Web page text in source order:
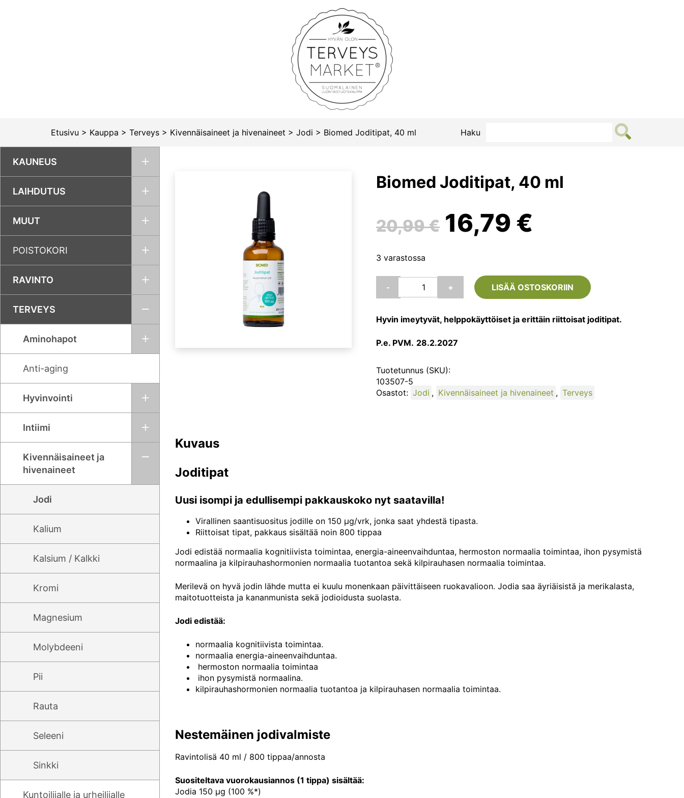
Terveysmarket
Etusivu > Kauppa > Terveys > Kivennäisaineet ja hivenaineet > Jodi > Biomed Joditipat, 40 ml Haku
KAUNEUS
LAIHDUTUS
MUUT
POISTOKORI
RAVINTO
TERVEYS
Aminohapot
Anti-aging
Hyvinvointi
Intiimi
Kivennäisaineet ja
hivenaineet
Jodi
Kalium
Kalsium / Kalkki
Kromi
Magnesium
Molybdeeni
Pii
Rauta
Seleeni
Sinkki
Kuntoilijalle ja urheilijalle
Biomed Joditipat, 40 ml
20,99€ Alkuperäinen
oli:
20,99 €.
16,79 €
on:
16,79 €.
3 varastossa
-
Biomed
Joditipat,
ml
määrä
+ LISÄÄ OSTOSKORIIN
Hyvin imeytyvät, helppokäyttöiset ja erittäin riittoisat joditipat.
P.e. PVM. 28.2.2027
Tuotetunnus (SKU):
103507-5
Osastot: Jodi , Kivennäisaineet ja hivenaineet , Terveys
Kuvaus
Joditipat
Uusi isompi ja edullisempi pakkauskoko nyt saatavilla!
Virallinen saantisuositus jodille on 150 µg/vrk, jonka saat yhdestä tipasta.
Riittoisat tipat, pakkaus sisältää noin 800 tippaa
Jodi edistää normaalia kognitiivista toimintaa, energia-aineenvaihduntaa, hermoston normaalia toimintaa, ihon pysymistä
normaalina ja kilpirauhashormonien normaalia tuotantoa sekä kilpirauhasen normaalia toimintaa.
Merilevä on hyvä jodin lähde mutta ei kuulu monenkaan päivittäiseen ruokavalioon. Jodia saa äyriäisistä ja merikalasta,
maitotuotteista ja kananmunista sekä jodioidusta suolasta.
Jodiedistää:
normaalia kognitiivista toimintaa.
normaalia energia-aineenvaihduntaa.
hermoston normaalia toimintaa
ihon pysymistä normaalina.
kilpirauhashormonien normaalia tuotantoa ja kilpirauhasen normaalia toimintaa.
Nestemäinen jodivalmiste
Ravintolisä 40 ml / 800 tippaa/annosta
Suositeltava vuorokausiannos (1 tippa) sisältää:
Jodia 150 µg (100 %*)